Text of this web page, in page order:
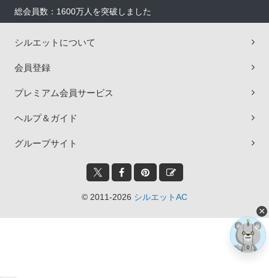
総会員数：1600万人を突破しました
シルエットについて
会員登録
プレミアム会員サービス
ヘルプ＆ガイド
グループサイト
© 2011-2026 シルエットAC
×